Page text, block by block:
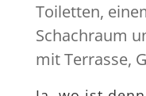
Toiletten,
Schachraum
mit Terrasse,